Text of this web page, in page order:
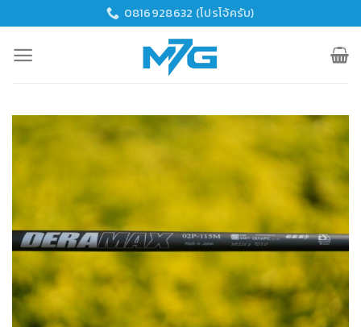
content
0816928632 (โปรโจ้ครับ)